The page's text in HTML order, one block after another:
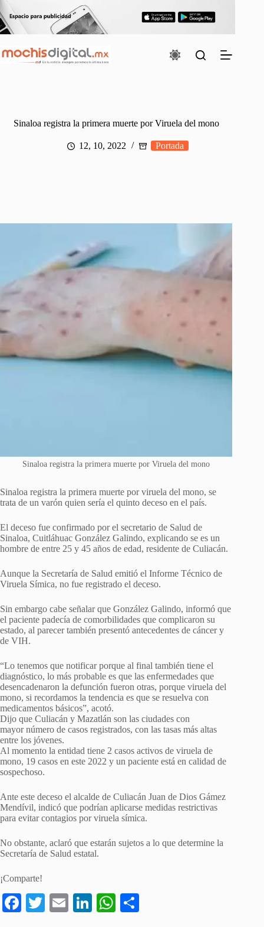
Saltar
al
contenido
Sinaloa registra la primera muerte por Viruela del mono
12, 10, 2022 Portada
Sinaloa registra la primera muerte por Viruela del mono
Sinaloa registra la primera muerte por viruela del mono, se
trata de un varón quien sería el quinto deceso en el país.
El deceso fue confirmado por el secretario de Salud de
Sinaloa, Cuitláhuac González Galindo, explicando se es un
hombre de entre 25 y 45 años de edad, residente de Culiacán.
Aunque la Secretaría de Salud emitió el Informe Técnico de
Viruela Símica, no fue registrado el deceso.
Sin embargo cabe señalar que González Galindo, informó que
el paciente padecía de comorbilidades que complicaron su
estado, al parecer también presentó antecedentes de cáncer y
de VIH.
“Lo tenemos que notificar porque al final también tiene el
diagnóstico, lo más probable es que las enfermedades que
desencadenaron la defunción fueron otras, porque viruela del
mono, si recordamos la tendencia es que se resuelva con
medicamentos básicos”, acotó.
Dijo que Culiacán y Mazatlán son las ciudades con
mayor número de casos registrados, con las tasas más altas
entre los jóvenes.
Al momento la entidad tiene 2 casos activos de viruela de
mono, 19 casos en este 2022 y un paciente está en calidad de
sospechoso.
Ante este deceso el alcalde de Culiacán Juan de Dios Gámez
Mendívil, indicó que podrían aplicarse medidas restrictivas
para evitar contagios por viruela símica.
No obstante, aclaró que estarán sujetos a lo que determine la
Secretaría de Salud estatal.
¡Comparte!
Fa T
E
Li
W